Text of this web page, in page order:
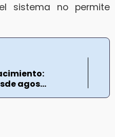
sistema no permite
agos...